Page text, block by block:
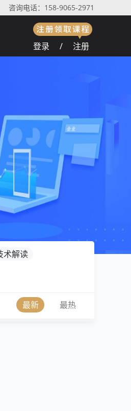
咨询电话：158-9065-2971
登录
/ 注册
术解读
最新 最热